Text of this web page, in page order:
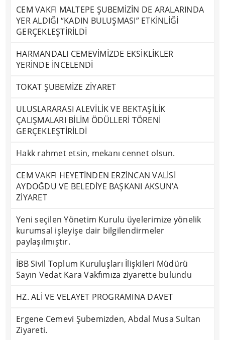
CEM VAKFI MALTEPE ŞUBEMİZİN DE ARALARINDA
YER ALDIĞI “KADIN BULUŞMASI” ETKİNLİĞİ
GERÇEKLEŞTİRİLDİ
HARMANDALI CEMEVİMİZDE EKSİKLİKLER
YERİNDE İNCELENDİ
TOKAT ŞUBEMİZE ZİYARET
ULUSLARARASI ALEVİLİK VE BEKTAŞİLİK
ÇALIŞMALARI BİLİM ÖDÜLLERİ TÖRENİ
GERÇEKLEŞTİRİLDİ
Hakk rahmet etsin, mekanı cennet olsun.
CEM VAKFI HEYETİNDEN ERZİNCAN VALİSİ
AYDOĞDU VE BELEDİYE BAŞKANI AKSUN’A
ZİYARET
Yeni seçilen Yönetim Kurulu üyelerimize yönelik
kurumsal işleyişe dair bilgilendirmeler
paylaşılmıştır.
İBB Sivil Toplum Kuruluşları İlişkileri Müdürü
Sayın Vedat Kara Vakfımıza ziyarette bulundu
HZ. ALİ VE VELAYET PROGRAMINA DAVET
Ergene Cemevi Şubemizden, Abdal Musa Sultan
Ziyareti.